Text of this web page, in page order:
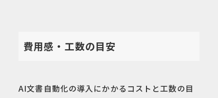
費用感・工数の目安
AI文書自動化の導入にかかるコストと工数の目